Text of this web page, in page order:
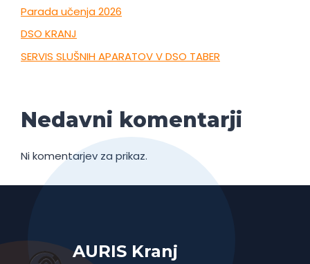
Parada učenja 2026
DSO KRANJ
SERVIS SLUŠNIH APARATOV V DSO TABER
Nedavni komentarji
Ni komentarjev za prikaz.
AURIS Kranj